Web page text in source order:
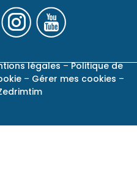
légales–Politique de
– Gérer mes cookies –